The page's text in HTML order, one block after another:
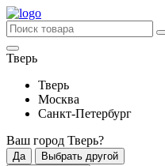
Тверь
Тверь
Москва
Санкт-Петербург
Ваш город Тверь?
Да
Выбрать другой